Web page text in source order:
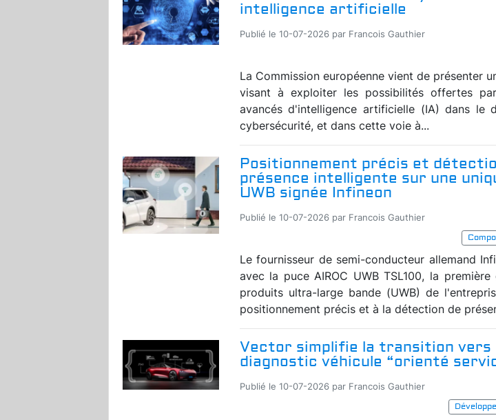
intelligence artificielle
Publié le 10-07-2026 par Francois Gauthier
La Commission européenne vient de présenter
visant à exploiter les possibilités offertes
avancés d'intelligence artificielle (IA) dans le
cybersécurité, et dans cette voie à...
Positionnement précis et
présence intelligente sur une
UWB signée Infineon
Publié le 10-07-2026 par Francois Gauthier
Le fournisseur de semi-conducteur allemand
avec la puce AIROC UWB TSL100, la
produits ultra-large bande (UWB) de
positionnement précis et à la détection de
Vector simplifie la transition vers
diagnostic véhicule “orienté
Publié le 10-07-2026 par Francois Gauthier